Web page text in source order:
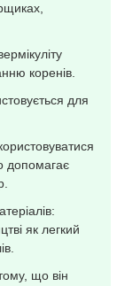
коренів.
для
допомагає
як легкий
що він